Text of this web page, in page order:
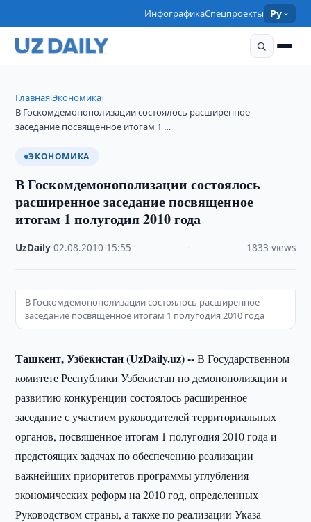
ИнфографикаСпецпроекты Ру
Главная›Экономика›
В Госкомдемонополизации состоялось расширенное
заседание посвященное итогам 1 …
ЭКОНОМИКА
В Госкомдемонополизации состоялось
расширенное заседание посвященное
итогам 1 полугодия 2010 года
UzDaily ·02.08.2010 15:55 1833 views
В Госкомдемонополизации состоялось расширенное
заседание посвященное итогам 1 полугодия 2010 года
Ташкент, Узбекистан (UzDaily.uz) --В Государственном
комитете Республики Узбекистан по демонополизации и
развитию конкуренции состоялось расширенное
заседание с участием руководителей территориальных
органов, посвященное итогам 1 полугодия 2010 года и
предстоящих задачах по обеспечению реализации
важнейших приоритетов программы углубления
экономических реформ на 2010 год, определенных
Руководством страны, а также по реализации Указа